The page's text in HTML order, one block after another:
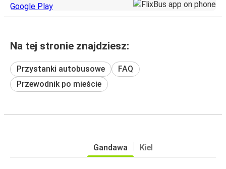
Na tej stronie znajdziesz:
Przystanki autobusowe
FAQ
Przewodnik po mieście
Gandawa Kiel